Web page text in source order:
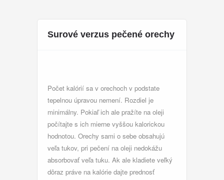
Surové verzus pečené orechy
Počet kalórií sa v orechoch v podstate
tepelnou úpravou nemení. Rozdiel je
minimálny. Pokiaľ ich ale pražíte na oleji
počítajte s ich mierne vyššou kalorickou
hodnotou. Orechy sami o sebe obsahujú
veľa tukov, pri pečení na oleji nedokážu
absorbovať veľa tuku. Ak ale kladiete veľký
dôraz práve na kalórie dajte prednosť